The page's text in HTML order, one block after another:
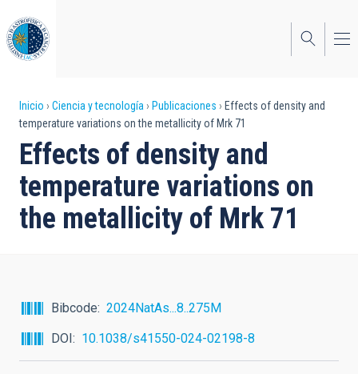
al
contenido
principal
Sobrescribir
enlaces
de
ayuda
a
Inicio Ciencia y tecnología Publicaciones
Effects of density and
temperature variations on the metallicity of Mrk 71
Effects of density and
temperature variations on
the metallicity of Mrk 71
Bibcode
2024NatAs...8..275M
DOI
10.1038/s41550-024-02198-8